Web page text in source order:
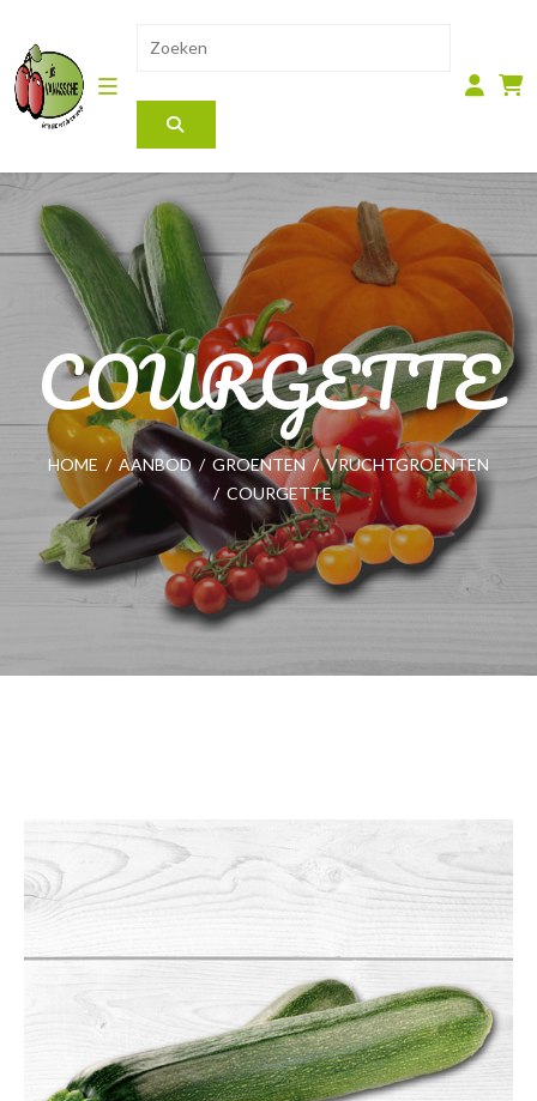
COURGETTE
HOME / AANBOD / GROENTEN / VRUCHTGROENTEN
/ COURGETTE